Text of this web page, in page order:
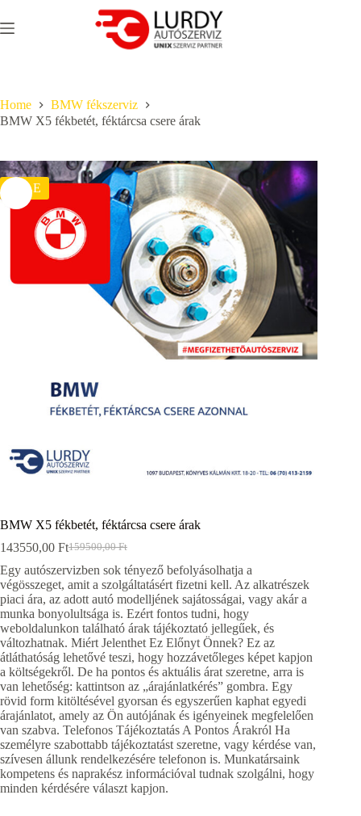
to
content
Home
BMW fékszerviz
BMW X5 fékbetét, féktárcsa csere árak
SALE
BMW X5 fékbetét, féktárcsa csere árak
159500,00Ft
Original
price
was:
159500,00 Ft.
143550,00 FtCurrent
price
is:
143550,00 Ft.
Egy autószervizben sok tényező befolyásolhatja a
végösszeget, amit a szolgáltatásért fizetni kell. Az alkatrészek
piaci ára, az adott autó modelljének sajátosságai, vagy akár a
munka bonyolultsága is. Ezért fontos tudni, hogy
weboldalunkon található árak tájékoztató jellegűek, és
változhatnak. Miért Jelenthet Ez Előnyt Önnek? Ez az
átláthatóság lehetővé teszi, hogy hozzávetőleges képet kapjon
a költségekről. De ha pontos és aktuális árat szeretne, arra is
van lehetőség: kattintson az „árajánlatkérés” gombra. Egy
rövid form kitöltésével gyorsan és egyszerűen kaphat egyedi
árajánlatot, amely az Ön autójának és igényeinek megfelelően
van szabva. Telefonos Tájékoztatás A Pontos Árakról Ha
személyre szabottabb tájékoztatást szeretne, vagy kérdése van,
szívesen állunk rendelkezésére telefonon is. Munkatársaink
kompetens és naprakész információval tudnak szolgálni, hogy
minden kérdésére választ kapjon.